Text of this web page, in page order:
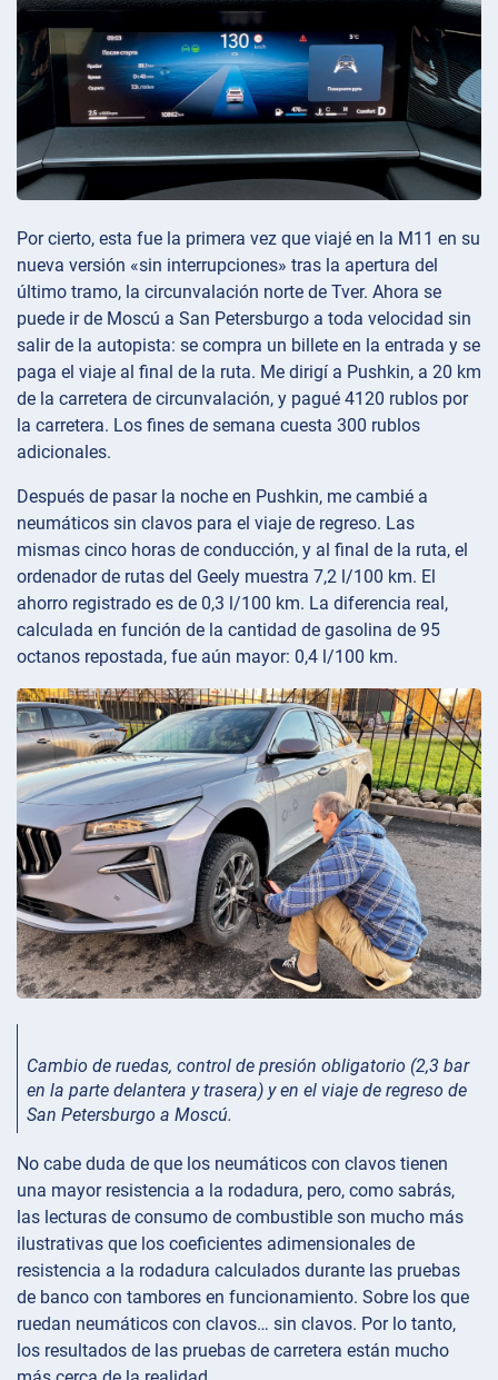
Por cierto, esta fue la primera vez que viajé en la M11 en su
nueva versión «sin interrupciones» tras la apertura del
último tramo, la circunvalación norte de Tver. Ahora se
puede ir de Moscú a San Petersburgo a toda velocidad sin
salir de la autopista: se compra un billete en la entrada y se
paga el viaje al final de la ruta. Me dirigí a Pushkin, a 20 km
de la carretera de circunvalación, y pagué 4120 rublos por
la carretera. Los fines de semana cuesta 300 rublos
adicionales.
Después de pasar la noche en Pushkin, me cambié a
neumáticos sin clavos para el viaje de regreso. Las
mismas cinco horas de conducción, y al final de la ruta, el
ordenador de rutas del Geely muestra 7,2 l/100 km. El
ahorro registrado es de 0,3 l/100 km. La diferencia real,
calculada en función de la cantidad de gasolina de 95
octanos repostada, fue aún mayor: 0,4 l/100 km.
Cambio de ruedas, control de presión obligatorio (2,3 bar
en la parte delantera y trasera) y en el viaje de regreso de
San Petersburgo a Moscú.
No cabe duda de que los neumáticos con clavos tienen
una mayor resistencia a la rodadura, pero, como sabrás,
las lecturas de consumo de combustible son mucho más
ilustrativas que los coeficientes adimensionales de
resistencia a la rodadura calculados durante las pruebas
de banco con tambores en funcionamiento. Sobre los que
ruedan neumáticos con clavos… sin clavos. Por lo tanto,
los resultados de las pruebas de carretera están mucho